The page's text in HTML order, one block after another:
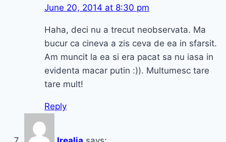
June 20, 2014 at 8:30 pm
Haha, deci nu a trecut neobservata. Ma
bucur ca cineva a zis ceva de ea in sfarsit.
Am muncit la ea si era pacat sa nu iasa in
evidenta macar putin :)). Multumesc tare
tare mult!
Reply